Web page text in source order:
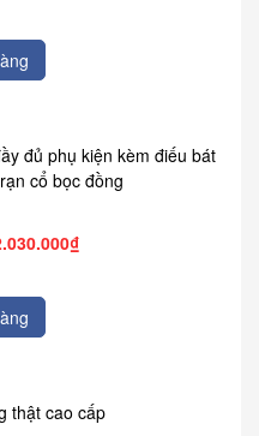
đủ phụ kiện kèm điếu bát
cổ bọc đồng
thật cao cấp